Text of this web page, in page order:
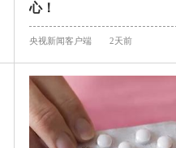
心！
央视新闻客户端 2天前